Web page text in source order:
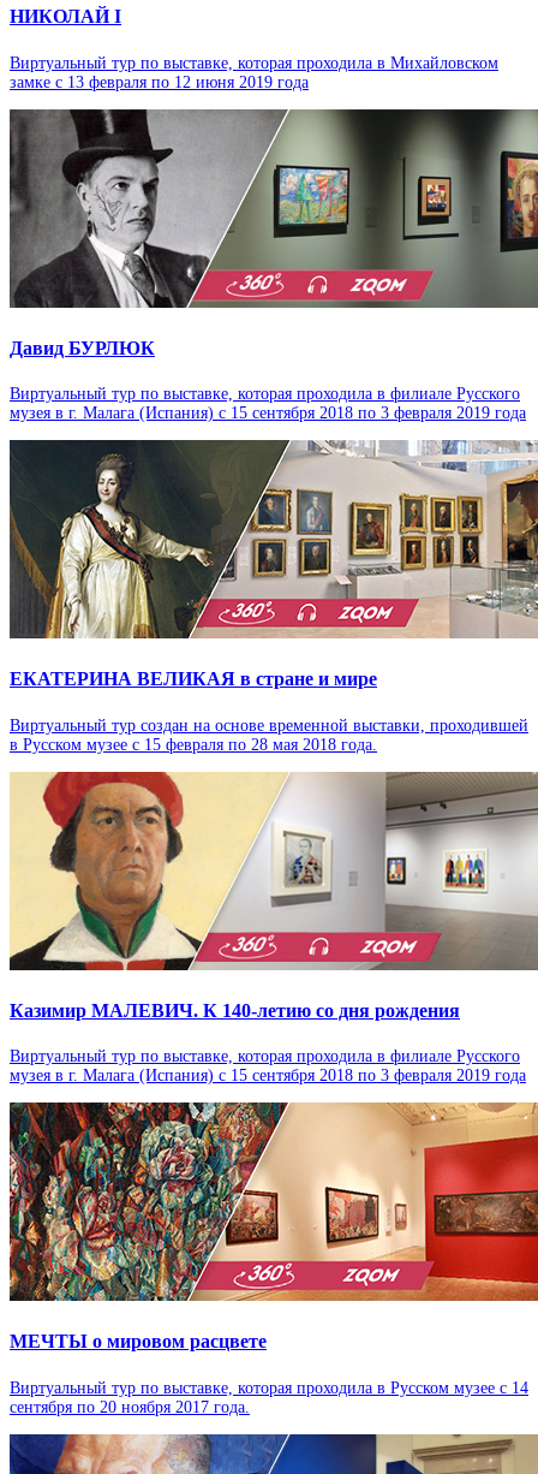
НИКОЛАЙ I
Виртуальный тур по выставке, которая проходила в Михайловском
замке с 13 февраля по 12 июня 2019 года
Давид БУРЛЮК
Виртуальный тур по выставке, которая проходила в филиале Русского
музея в г. Малага (Испания) с 15 сентября 2018 по 3 февраля 2019 года
ЕКАТЕРИНА ВЕЛИКАЯ в стране и мире
Виртуальный тур создан на основе временной выставки, проходившей
в Русском музее с 15 февраля по 28 мая 2018 года.
Казимир МАЛЕВИЧ. К 140-летию со дня рождения
Виртуальный тур по выставке, которая проходила в филиале Русского
музея в г. Малага (Испания) с 15 сентября 2018 по 3 февраля 2019 года
МЕЧТЫ о мировом расцвете
Виртуальный тур по выставке, которая проходила в Русском музее с 14
сентября по 20 ноября 2017 года.